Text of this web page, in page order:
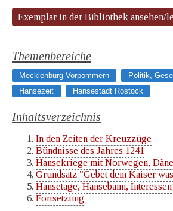
Exemplar in der Bibliothek ansehen/
Themenbereiche
Mecklenburg-Vorpommern
Politik,
Hansezeit
Hansestadt Rostock
Inhaltsverzeichnis
In den Zeiten der Kreuzzüge
Bündnisse des Jahres 1241
Hansekriege mit Norwegen,
Grundsatz "Gebet dem Kaiser
Hansetage, Hansebann, Interessen
Fortsetzung